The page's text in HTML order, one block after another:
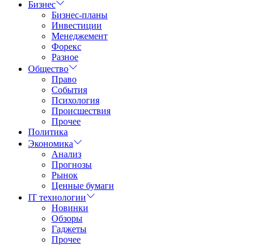
Бизнес
Бизнес-планы
Инвестиции
Менеджемент
Форекс
Разное
Общество
Право
События
Психология
Происшествия
Прочее
Политика
Экономика
Анализ
Прогнозы
Рынок
Ценные бумаги
IT технологии
Новинки
Обзоры
Гаджеты
Прочее